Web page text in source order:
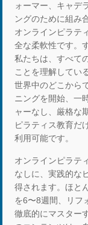
ォーマー、キャデ
ングのために組み
オンラインピラテ
全な柔軟性です。
私たちは、すべて
ことを理解してい
世界中のどこから
ニングを開始、一
ャーなし、厳格な
ピラティス教育だ
利用可能です。
オンラインピラテ
なしに、実践的な
得されます。ほと
を6〜8週間、リフ
徹底的にマスター